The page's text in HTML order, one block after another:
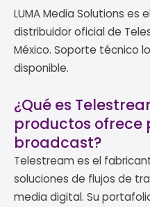
LUMA Media Solutions es el
distribuidor oficial de
México. Soporte técnico
disponible.
¿Qué es
productos ofrece
broadcast?
Telestream es el
soluciones de flujos de
media digital. Su